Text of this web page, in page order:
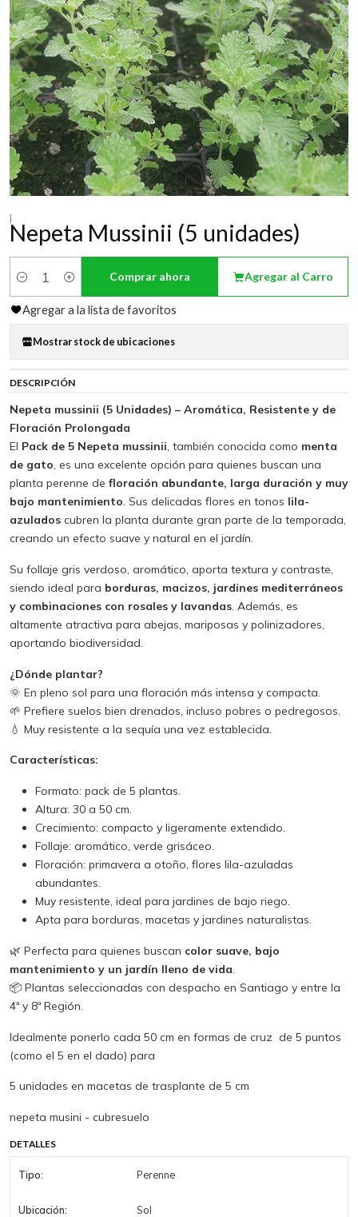
|
Nepeta Mussinii (5 unidades)
Cantidad
Agregar al Carro
Comprar ahora
Agregar a la lista de favoritos
Mostrar stock de ubicaciones
DESCRIPCIÓN
Nepeta mussinii (5 Unidades) – Aromática, Resistente y de
Floración Prolongada
El Pack de 5 Nepeta mussinii, también conocida como menta
de gato, es una excelente opción para quienes buscan una
planta perenne de floración abundante, larga duración y muy
bajo mantenimiento. Sus delicadas flores en tonos lila-
azuladoscubren la planta durante gran parte de la temporada,
creando un efecto suave y natural en el jardín.
Su follaje gris verdoso, aromático, aporta textura y contraste,
siendo ideal para borduras, macizos, jardines mediterráneos
y combinaciones con rosales y lavandas. Además, es
altamente atractiva para abejas, mariposas y polinizadores,
aportando biodiversidad.
¿Dónde plantar?
🌞 En pleno sol para una floración más intensa y compacta.
🌱 Prefiere suelos bien drenados, incluso pobres o pedregosos.
💧 Muy resistente a la sequía una vez establecida.
Características:
Formato: pack de 5 plantas.
Altura: 30 a 50 cm.
Crecimiento: compacto y ligeramente extendido.
Follaje: aromático, verde grisáceo.
Floración: primavera a otoño, flores lila-azuladas
abundantes.
Muy resistente, ideal para jardines de bajo riego.
Apta para borduras, macetas y jardines naturalistas.
🌿 Perfecta para quienes buscan color suave, bajo
mantenimiento y un jardín lleno de vida.
📦 Plantas seleccionadas con despacho en Santiago y entre la
4ª y 8ª Región.
Idealmente ponerlo cada 50 cm en formas de cruz de 5 puntos
(como el 5 en el dado) para
5 unidades en macetas de trasplante de 5 cm
nepeta musini - cubresuelo
DETALLES
Tipo: Perenne
Ubicación: Sol